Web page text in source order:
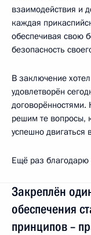
взаимодействия и
каждая
обеспечивая свою
безопасность
В заключение
удовлетворён
решим те вопросы,
успешно двигаться
Ещё раз благодарю
Закреплён
обеспечения
принципов –